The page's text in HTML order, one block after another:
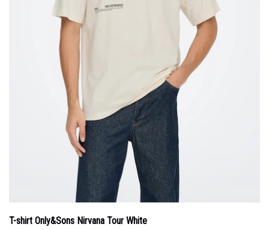
T-shirt Only&Sons Nirvana Tour White